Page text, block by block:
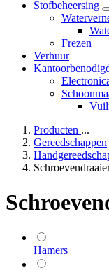
Stofbeheersing
Frezen
Verhuur
Producten ...
Gereedschappen
Hamers